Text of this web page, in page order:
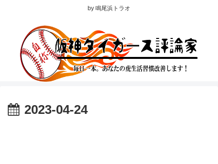
by 鳴尾浜トラオ
2023-04-24